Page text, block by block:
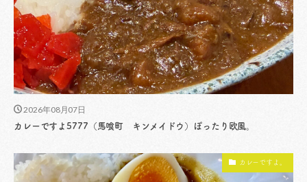
2026年08月07日
カレーですよ5777（馬喰町 キンメイドウ）ぽったり欧風。
カレーですよ。